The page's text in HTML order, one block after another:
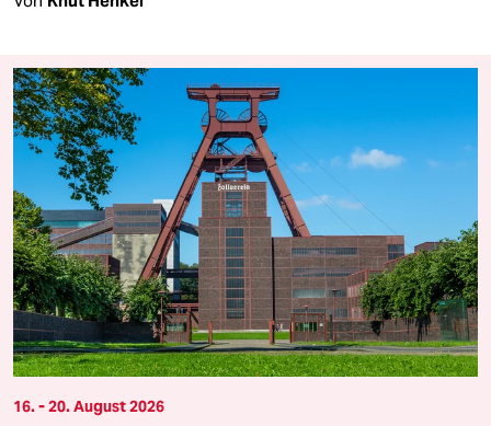
16. - 20. August 2026